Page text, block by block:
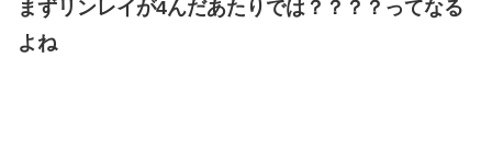
まずリンレイが4んだあたりでは？？？？ってなる
よね